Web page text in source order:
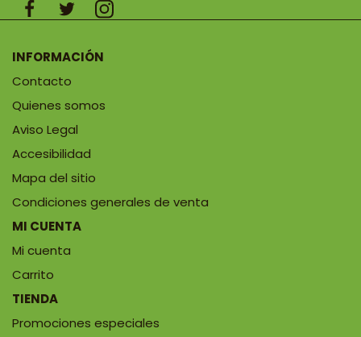
INFORMACIÓN
Contacto
Quienes somos
Aviso Legal
Accesibilidad
Mapa del sitio
Condiciones generales de venta
MI CUENTA
Mi cuenta
Carrito
TIENDA
Promociones especiales